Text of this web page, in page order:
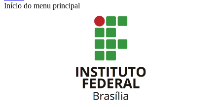
Início do menu principal